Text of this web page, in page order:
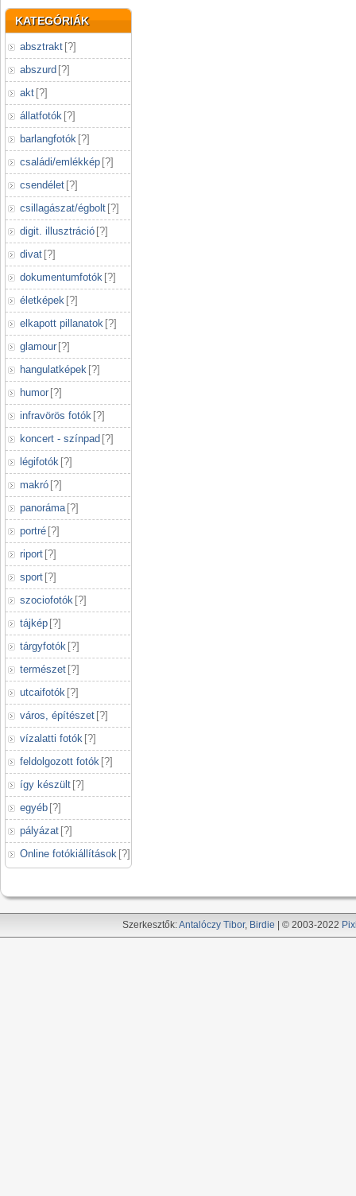
KATEGÓRIÁK
absztrakt [?]
abszurd [?]
akt [?]
állatfotók [?]
barlangfotók [?]
családi/emlékkép [?]
csendélet [?]
csillagászat/égbolt [?]
digit. illusztráció [?]
divat [?]
dokumentumfotók [?]
életképek [?]
elkapott pillanatok [?]
glamour [?]
hangulatképek [?]
humor [?]
infravörös fotók [?]
koncert - színpad [?]
légifotók [?]
makró [?]
panoráma [?]
portré [?]
riport [?]
sport [?]
szociofotók [?]
tájkép [?]
tárgyfotók [?]
természet [?]
utcaifotók [?]
város, építészet [?]
vízalatti fotók [?]
feldolgozott fotók [?]
így készült [?]
egyéb [?]
pályázat [?]
Online fotókiállítások [?]
Szerkesztők:Antalóczy Tibor, Birdie | © 2003-2022